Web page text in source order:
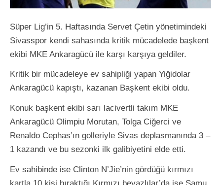
Süper Lig’in 5. Haftasında Servet Çetin yönetimindeki
Sivasspor kendi sahasında kritik mücadelede başkent
ekibi MKE Ankaragücü ile karşı karşıya geldiler.
Kritik bir mücadeleye ev sahipliği yapan Yiğidolar
Ankaragücü kapıştı, kazanan Başkent ekibi oldu.
Konuk başkent ekibi sarı lacivertli takım MKE
Ankaragücü Olimpiu Morutan, Tolga Ciğerci ve
Renaldo Cephas’ın golleriyle Sivas deplasmanında 3 –
1 kazandı ve bu sezonki ilk galibiyetini elde etti.
Ev sahibinde ise Clinton N’Jie’nin gördüğü kırmızı
kartla 10 kişi bıraktığı Kırmızı beyazlılar’da ise Samu